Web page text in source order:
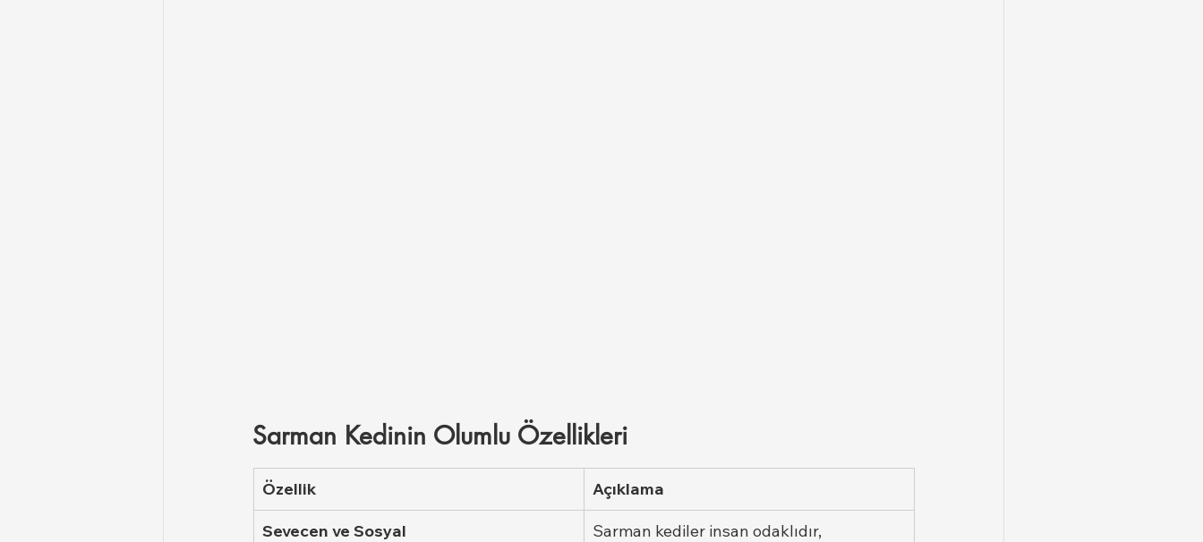
Sarman Kedinin Olumlu Özellikleri
Özellik Açıklama
Sevecen ve Sosyal
Sarman kediler insan odaklıdır,